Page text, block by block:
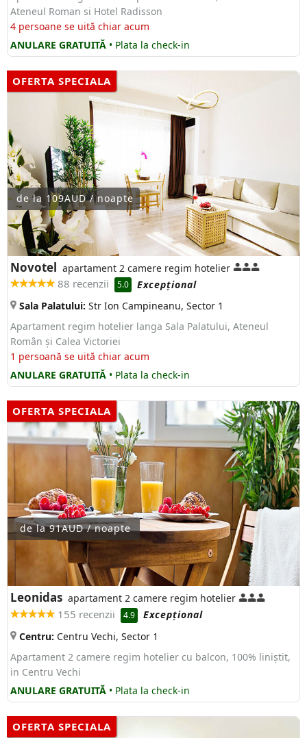
Ateneul Roman si Hotel Radisson
4 persoane se uită chiar acum
ANULARE GRATUITĂ • Plata la check-in
OFERTA SPECIALA
de la 109AUD / noapte
Novotel apartament 2 camere regim hotelier
88 recenzii 5.0
Excepţional
Sala Palatului: Str Ion Campineanu, Sector 1
Apartament regim hotelier langa Sala Palatului, Ateneul
Român și Calea Victoriei
1 persoană se uită chiar acum
ANULARE GRATUITĂ • Plata la check-in
OFERTA SPECIALA
de la 91AUD / noapte
Leonidas apartament 2 camere regim hotelier
155 recenzii 4.9
Excepţional
Centru: Centru Vechi, Sector 1
Apartament 2 camere regim hotelier cu balcon, 100% liniștit,
in Centru Vechi
ANULARE GRATUITĂ • Plata la check-in
OFERTA SPECIALA